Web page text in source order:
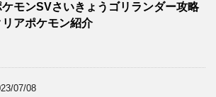
ケモンSVさいきょうゴリランダー攻略
リアポケモン紹介
07/08